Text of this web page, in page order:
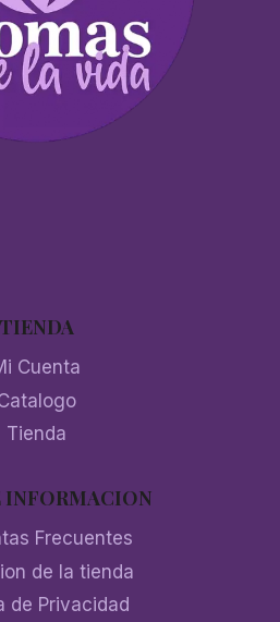
TIENDA
Cuenta
Tienda
INFORMACION
Frecuentes
de la tienda
de Privacidad